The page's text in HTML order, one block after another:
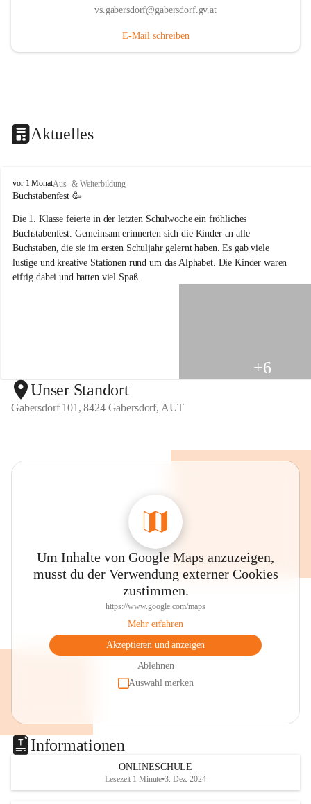
vs.gabersdorf@gabersdorf.gv.at
E-Mail schreiben
Aktuelles
V
o
k
s
s
c
h
u
s
d
o
vor 1 MonatAus- & Weiterbildung
Buchstabenfest 🥳
Die 1. Klasse feierte in der letzten Schulwoche ein fröhliches
Buchstabenfest. Gemeinsam erinnerten sich die Kinder an alle
Buchstaben, die sie im ersten Schuljahr gelernt haben. Es gab viele
lustige und kreative Stationen rund um das Alphabet. Die Kinder waren
eifrig dabei und hatten viel Spaß.
+6
Unser Standort
Gabersdorf 101, 8424 Gabersdorf, AUT
Um Inhalte von Google Maps anzuzeigen,
musst du der Verwendung externer Cookies
zustimmen.
https://www.google.com/maps
Mehr erfahren
Akzeptieren und anzeigen
Ablehnen
Auswahl merken
Informationen
ONLINESCHULE
Lesezeit 1 Minute•3. Dez. 2024